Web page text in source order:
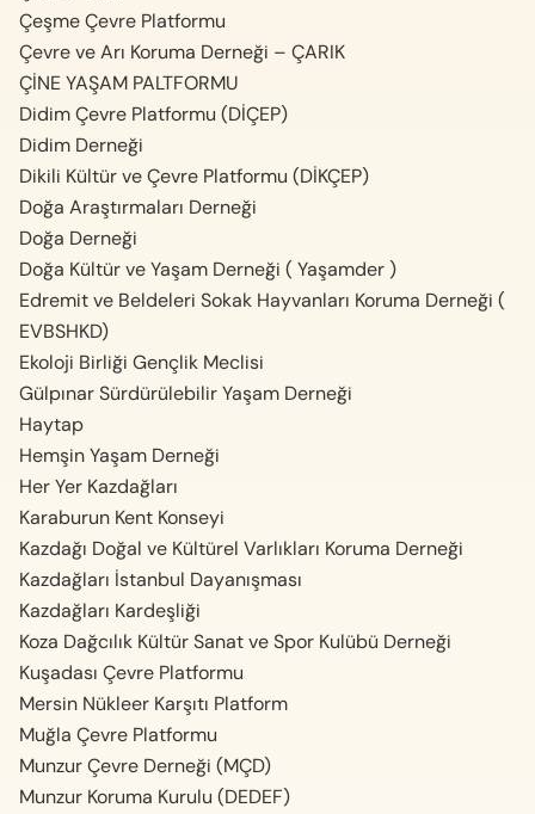
Çeşme Çevre Platformu
Çevre ve Arı Koruma Derneği – ÇARIK
ÇİNE YAŞAM PALTFORMU
Didim Çevre Platformu (DİÇEP)
Didim Derneği
Dikili Kültür ve Çevre Platformu (DİKÇEP)
Doğa Araştırmaları Derneği
Doğa Derneği
Doğa Kültür ve Yaşam Derneği ( Yaşamder )
Edremit ve Beldeleri Sokak Hayvanları Koruma Derneği (
EVBSHKD)
Ekoloji Birliği Gençlik Meclisi
Gülpınar Sürdürülebilir Yaşam Derneği
Haytap
Hemşin Yaşam Derneği
Her Yer Kazdağları
Karaburun Kent Konseyi
Kazdağı Doğal ve Kültürel Varlıkları Koruma Derneği
Kazdağları İstanbul Dayanışması
Kazdağları Kardeşliği
Koza Dağcılık Kültür Sanat ve Spor Kulübü Derneği
Kuşadası Çevre Platformu
Mersin Nükleer Karşıtı Platform
Muğla Çevre Platformu
Munzur Çevre Derneği (MÇD)
Munzur Koruma Kurulu (DEDEF)